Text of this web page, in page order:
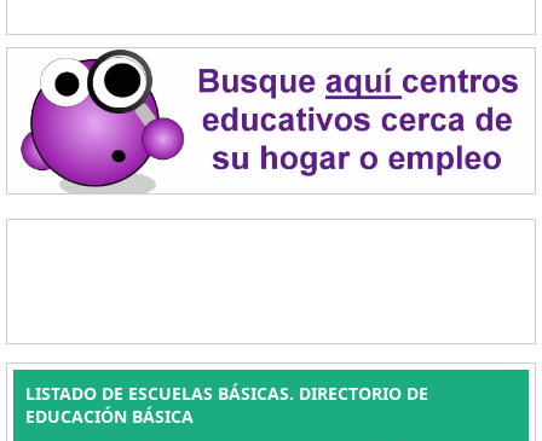
LISTADO DE ESCUELAS BÁSICAS. DIRECTORIO DE
EDUCACIÓN BÁSICA